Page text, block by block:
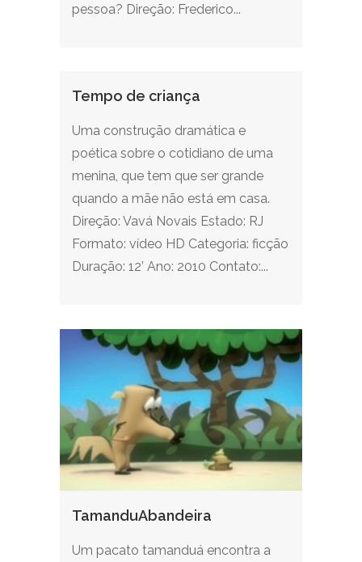
pessoa? Direção: Frederico...
Tempo de criança
Uma construção dramática e
poética sobre o cotidiano de uma
menina, que tem que ser grande
quando a mãe não está em casa.
Direção: Vavá Novais Estado: RJ
Formato: vídeo HD Categoria: ficção
Duração: 12’ Ano: 2010 Contato:...
TamanduAbandeira
Um pacato tamanduá encontra a